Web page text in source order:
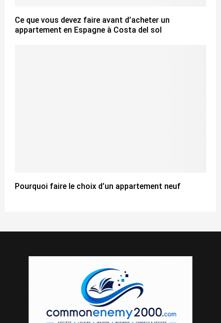
Ce que vous devez faire avant d’acheter un
appartement en Espagne à Costa del sol
Pourquoi faire le choix d’un appartement neuf